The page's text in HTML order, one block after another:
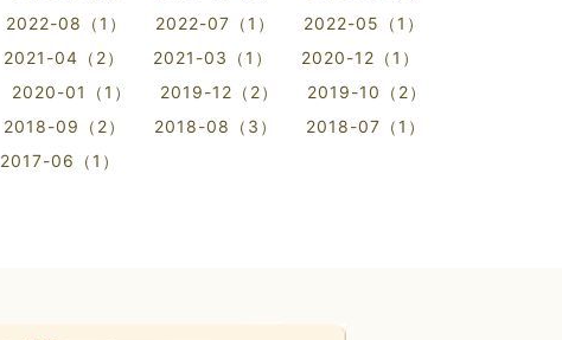
2022-08（1） 2022-07（1）
2022-05（1）
2021-04（2） 2021-03（1）
2020-12（1）
2020-01（1） 2019-12（2）
2019-10（2）
2018-09（2） 2018-08（3）
2018-07（1）
2017-06（1）